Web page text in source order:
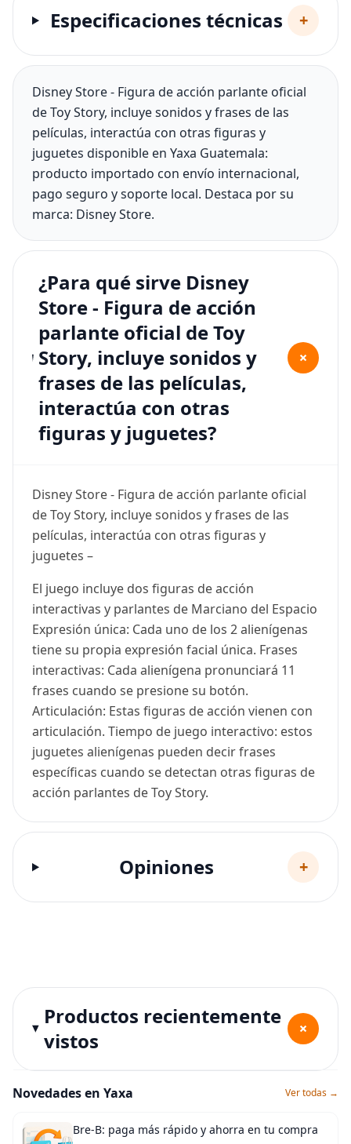
Especificaciones técnicas +
Disney Store - Figura de acción parlante oficial
de Toy Story, incluye sonidos y frases de las
películas, interactúa con otras figuras y
juguetes disponible en Yaxa Guatemala:
producto importado con envío internacional,
pago seguro y soporte local. Destaca por su
marca: Disney Store.
¿Para qué sirve Disney
Store - Figura de acción
parlante oficial de Toy
Story, incluye sonidos y
frases de las películas,
interactúa con otras
figuras y juguetes?
+
Disney Store - Figura de acción parlante oficial
de Toy Story, incluye sonidos y frases de las
películas, interactúa con otras figuras y
juguetes –
El juego incluye dos figuras de acción
interactivas y parlantes de Marciano del Espacio
Expresión única: Cada uno de los 2 alienígenas
tiene su propia expresión facial única. Frases
interactivas: Cada alienígena pronunciará 11
frases cuando se presione su botón.
Articulación: Estas figuras de acción vienen con
articulación. Tiempo de juego interactivo: estos
juguetes alienígenas pueden decir frases
específicas cuando se detectan otras figuras de
acción parlantes de Toy Story.
Opiniones +
Productos recientemente
vistos
+
Novedades en Yaxa Ver todas →
Bre-B: paga más rápido y ahorra en tu compra